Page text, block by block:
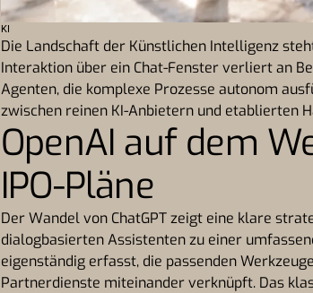
KI
Die Landschaft der Künstlichen Intelligenz
Interaktion über ein Chat-Fenster verliert an
Agenten, die komplexe Prozesse autonom
zwischen reinen KI-Anbietern und etablierten
OpenAI auf dem
IPO-Pläne
Der Wandel von ChatGPT zeigt eine klare
dialogbasierten Assistenten zu einer
eigenständig erfasst, die passenden
Partnerdienste miteinander verknüpft. Das